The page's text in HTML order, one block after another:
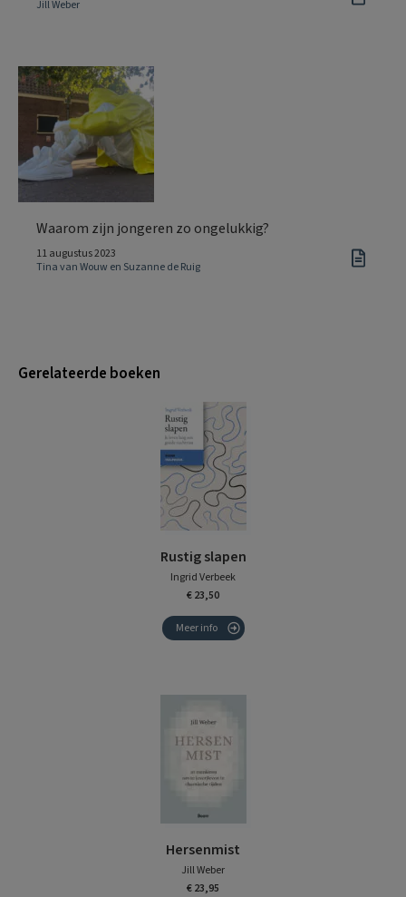
Jill Weber
Waarom zijn jongeren zo ongelukkig?
11 augustus 2023
Tina van Wouw en Suzanne de Ruig
Gerelateerde boeken
Rustig slapen
Ingrid Verbeek
€ 23,50
Meer info
Hersenmist
Jill Weber
€ 23,95